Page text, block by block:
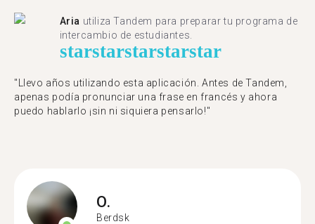
Aria utiliza Tandem para preparar tu programa de
intercambio de estudiantes.
starstarstarstarstar
"Llevo años utilizando esta aplicación. Antes de Tandem,
apenas podía pronunciar una frase en francés y ahora
puedo hablarlo ¡sin ni siquiera pensarlo!"
O.
Berdsk